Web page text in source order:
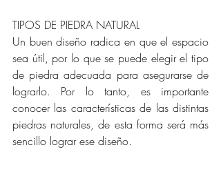
TIPOS DE PIEDRA NATURAL
Un buen diseño radica en que el espacio
sea útil, por lo que se puede elegir el tipo
de piedra adecuada para asegurarse de
lograrlo. Por lo tanto, es importante
conocer las características de las distintas
piedras naturales, de esta forma será más
sencillo lograr ese diseño.